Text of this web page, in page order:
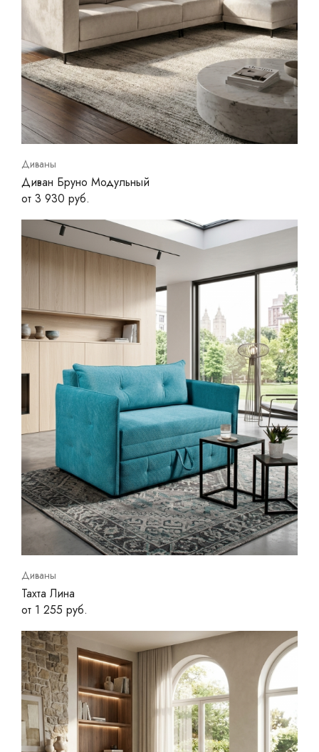
Диваны
Диван Бруно Модульный
от 3 930 руб.
Диваны
Тахта Лина
от 1 255 руб.